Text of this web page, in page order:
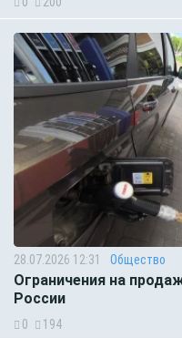
28.07.2026 12:31 Общество
Ограничения на
России
0 194